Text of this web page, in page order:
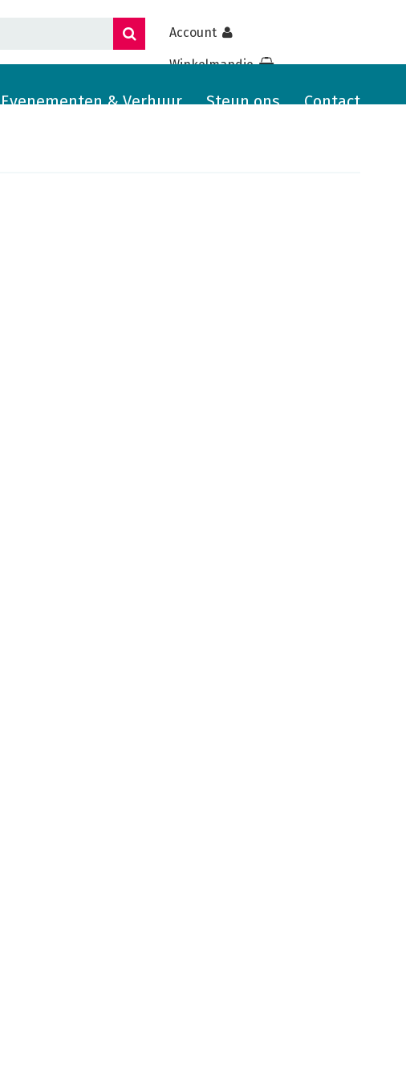
Account
Winkelmandje
Evenementen & Verhuur Steun ons Contact